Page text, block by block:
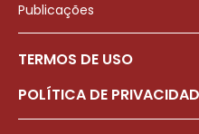
Publicações
TERMOS DE USO
POLÍTICA DE